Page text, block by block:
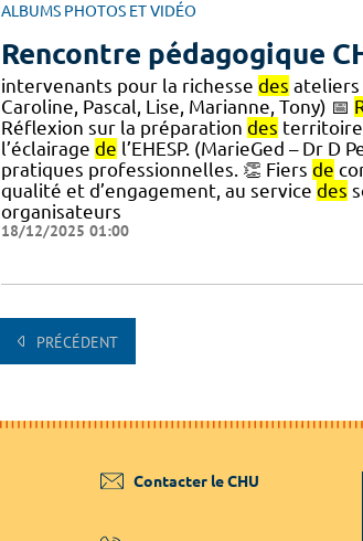
ALBUMS PHOTOS ET VIDÉO
Rencontre pédagogique
intervenants pour la richesse des
Caroline, Pascal, Lise, Marianne, Tony) 📅
Réflexion sur la préparation des
l’éclairage de l’EHESP. (MarieGed – Dr D
pratiques professionnelles. 👏 Fiers de
qualité et d’engagement, au service des
organisateurs
18/12/2025 01:00
PRÉCÉDENT
Contacter le CHU